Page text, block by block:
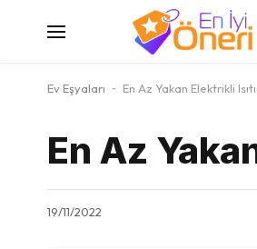
Ev Eşyaları - En Az Yakan Elektrikli
En Az
19/11/2022